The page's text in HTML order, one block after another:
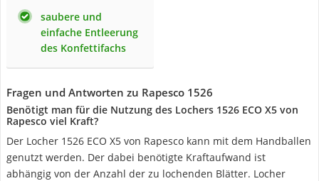
saubere und
einfache Entleerung
des Konfettifachs
Fragen und Antworten zu Rapesco 1526
Benötigt man für die Nutzung des Lochers 1526 ECO X5 von
Rapesco viel Kraft?
Der Locher 1526 ECO X5 von Rapesco kann mit dem Handballen
genutzt werden. Der dabei benötigte Kraftaufwand ist
abhängig von der Anzahl der zu lochenden Blätter. Locher